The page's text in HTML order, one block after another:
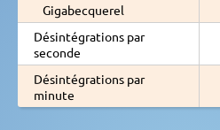
Gigabecquerel
Désintégrations par
seconde
Désintégrations par
minute